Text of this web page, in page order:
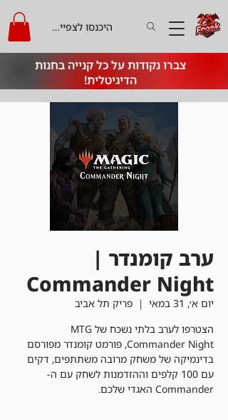
צברו נקודות על כל קנייה בחנות
הדיגיטלית!
היכנסו לצפייה בקרדיט
ערב קומנדר |
Commander Night
יום א׳, 31 במאי
  |
פריק תל אביב
הצטרפו לערב בלתי נשכח של MTG
Commander Night, פורמט קומנדר מפורסם
בדינמיקה של משחק מרובה משתתפים, דקים
עם 100 קלפים וההזדמנות לשחק עם ה-
Commander האגדי שלכם.